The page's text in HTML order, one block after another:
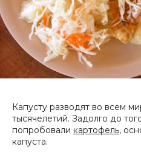
Капусту разводят во всем
тысячелетий. Задолго до
попробовали картофель,
капуста.